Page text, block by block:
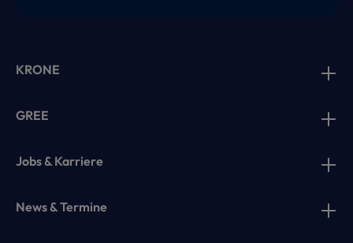
KRONE
GREE
Jobs & Karriere
News & Termine